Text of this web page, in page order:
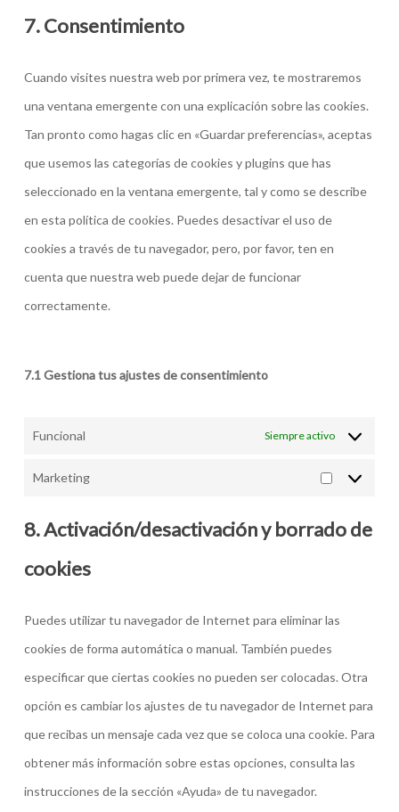
7. Consentimiento
Cuando visites nuestra web por primera vez, te mostraremos
una ventana emergente con una explicación sobre las cookies.
Tan pronto como hagas clic en «Guardar preferencias», aceptas
que usemos las categorías de cookies y plugins que has
seleccionado en la ventana emergente, tal y como se describe
en esta política de cookies. Puedes desactivar el uso de
cookies a través de tu navegador, pero, por favor, ten en
cuenta que nuestra web puede dejar de funcionar
correctamente.
7.1 Gestiona tus ajustes de consentimiento
Funcional Siempre activo
Marketing
8. Activación/desactivación y borrado de
cookies
Puedes utilizar tu navegador de Internet para eliminar las
cookies de forma automática o manual. También puedes
especificar que ciertas cookies no pueden ser colocadas. Otra
opción es cambiar los ajustes de tu navegador de Internet para
que recibas un mensaje cada vez que se coloca una cookie. Para
obtener más información sobre estas opciones, consulta las
instrucciones de la sección «Ayuda» de tu navegador.